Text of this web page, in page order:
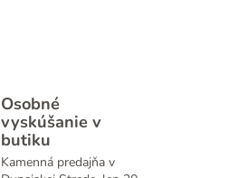
Osobné
vyskúšanie v
butiku
Kamenná predajňa v